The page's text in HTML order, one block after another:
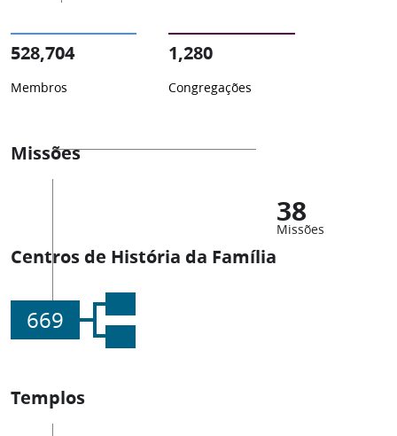
528,704
Membros
1,280
Congregações
Missões
38
Missões
Centros de História da Família
669
Templos